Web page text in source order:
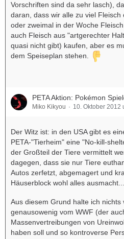
Vorschriften sind da sehr lasch),
daran, dass wir alle zu viel
oder zweimal in der Woche
auch Fleisch aus "artgerechter
quasi nicht gibt) kaufen, aber es
dem Speiseplan stehen.
PETA Aktion: Pokémon
Miko Kikyou 10. Oktober 2012
Der Witz ist: in den USA gibt es
PETA-"Tierheim" eine "No-kill-
der Großteil der Tiere vermittelt
dagegen, dass sie nur Tiere
Autos zerfetzt, abgemagert und
Häuserblock wohl alles ausmacht...
Aus diesem Grund halte ich nichts
genausowenig vom WWF (der
Massenvertreibungen von
haben soll und so kontroverse